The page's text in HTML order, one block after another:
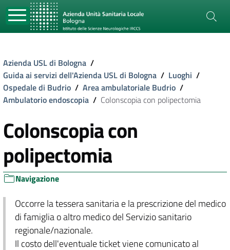
Azienda USL di Bologna /
Guida ai servizi dell'Azienda USL di Bologna / Luoghi /
Ospedale di Budrio / Area ambulatoriale Budrio /
Ambulatorio endoscopia / Colonscopia con polipectomia
Colonscopia con
polipectomia
Navigazione
Occorre la tessera sanitaria e la prescrizione del medico
di famiglia o altro medico del Servizio sanitario
regionale/nazionale.
Il costo dell'eventuale ticket viene comunicato al